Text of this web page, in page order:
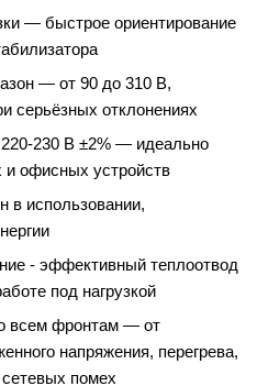
— быстрое ориентирование
— от 90 до 310 В,
серьёзных отклонениях
230 В ±2% — идеально
офисных устройств
в использовании,
- эффективный теплоотвод
под нагрузкой
всем фронтам — от
напряжения, перегрева,
сетевых помех